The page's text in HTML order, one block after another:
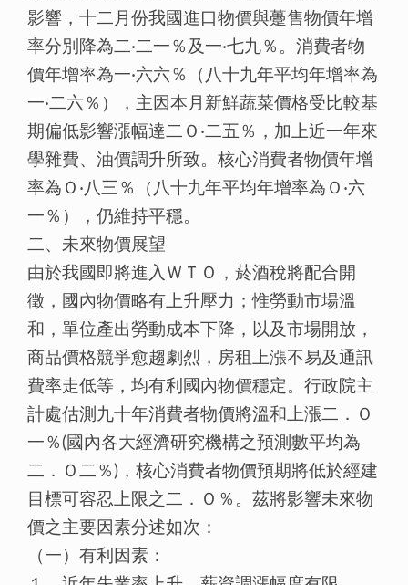
影響，十二月份我國進口物價與躉售物價年增
率分別降為二‧二一％及一‧七九％。消費者物
價年增率為一‧六六％（八十九年平均年增率為
一‧二六％），主因本月新鮮蔬菜價格受比較基
期偏低影響漲幅達二Ｏ‧二五％，加上近一年來
學雜費、油價調升所致。核心消費者物價年增
率為Ｏ‧八三％（八十九年平均年增率為Ｏ‧六
一％），仍維持平穩。
二、未來物價展望
由於我國即將進入ＷＴＯ，菸酒稅將配合開
徵，國內物價略有上升壓力；惟勞動市場溫
和，單位產出勞動成本下降，以及市場開放，
商品價格競爭愈趨劇烈，房租上漲不易及通訊
費率走低等，均有利國內物價穩定。行政院主
計處估測九十年消費者物價將溫和上漲二．Ｏ
一％(國內各大經濟研究機構之預測數平均為
二．Ｏ二％)，核心消費者物價預期將低於經建
目標可容忍上限之二．Ｏ％。茲將影響未來物
價之主要因素分述如次：
（一）有利因素：